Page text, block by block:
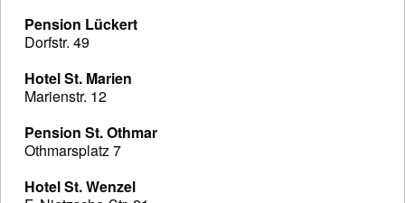
Pension Lückert
Dorfstr. 49
Hotel St. Marien
Marienstr. 12
Pension St. Othmar
Othmarsplatz 7
Hotel St. Wenzel